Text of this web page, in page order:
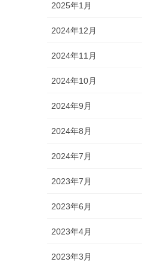
2025年1月
2024年12月
2024年11月
2024年10月
2024年9月
2024年8月
2024年7月
2023年7月
2023年6月
2023年4月
2023年3月